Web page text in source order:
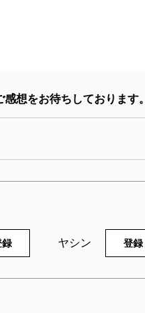
想をお待ちしております。
録 ヤシン 登録